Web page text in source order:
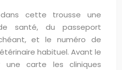
cette trousse une
santé, du passeport
et le numéro de
habituel. Avant le
une carte les cliniques